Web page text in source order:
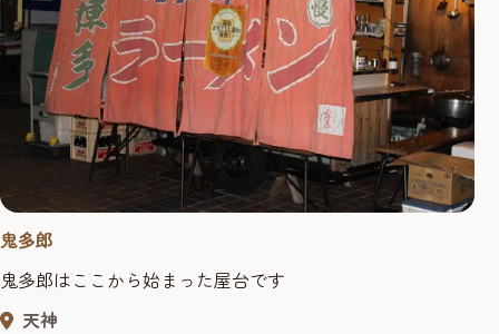
鬼多郎
鬼多郎はここから始まった屋台です
天神